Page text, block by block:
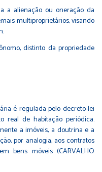
a alienação ou oneração da
multiproprietários, visando
distinto da propriedade
é regulada pelo decreto-lei
real de habitação periódica.
a imóveis, a doutrina e a
por analogia, aos contratos
bens móveis (CARVALHO